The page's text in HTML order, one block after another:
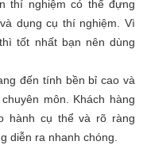
thí nghiệm có thể đựng
dụng cụ thí nghiệm. Vì
tốt nhất bạn nên dùng
đến tính bền bỉ cao và
môn. Khách hàng
hành cụ thể và rõ ràng
diễn ra nhanh chóng.